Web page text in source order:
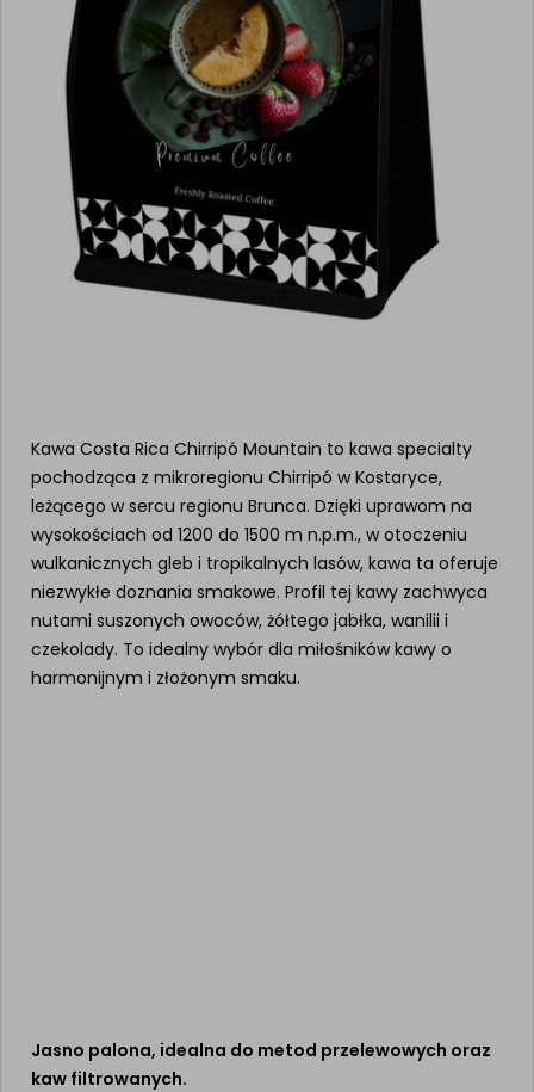
Kawa Costa Rica Chirripó Mountain to kawa specialty
pochodząca z mikroregionu Chirripó w Kostaryce,
leżącego w sercu regionu Brunca. Dzięki uprawom na
wysokościach od 1200 do 1500 m n.p.m., w otoczeniu
wulkanicznych gleb i tropikalnych lasów, kawa ta oferuje
niezwykłe doznania smakowe. Profil tej kawy zachwyca
nutami suszonych owoców, żółtego jabłka, wanilii i
czekolady. To idealny wybór dla miłośników kawy o
harmonijnym i złożonym smaku.
Jasno palona, idealna do metod przelewowych oraz
kaw filtrowanych.